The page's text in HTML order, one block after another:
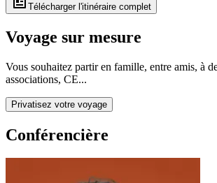
Télécharger l'itinéraire complet
Voyage sur mesure
Vous souhaitez partir en famille, entre amis, à
associations, CE...
Privatisez votre voyage
Conférencière